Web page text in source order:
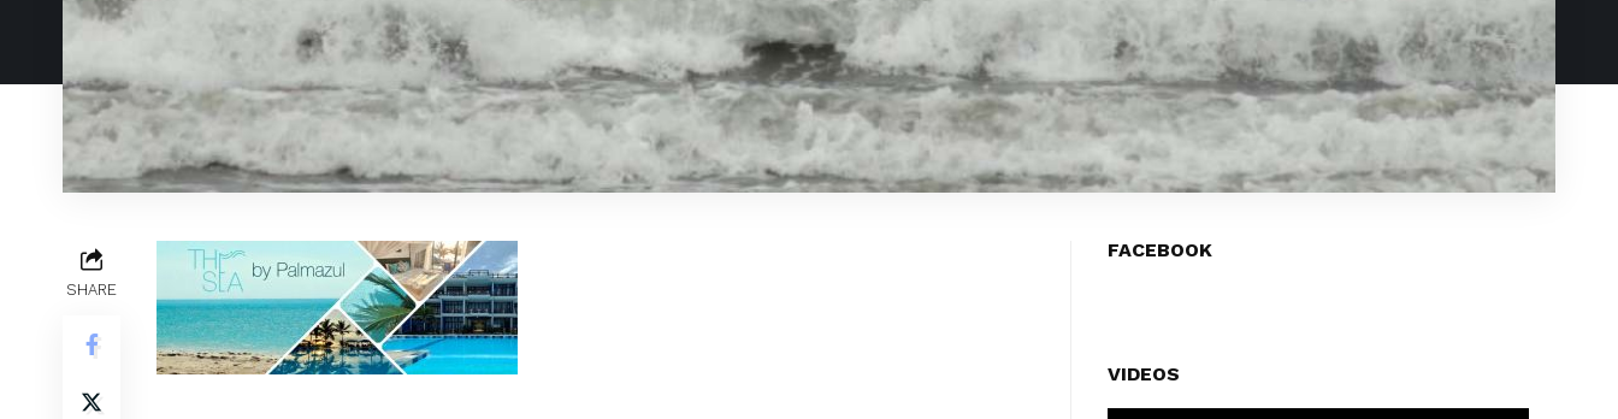
SHARE
FACEBOOK
VIDEOS